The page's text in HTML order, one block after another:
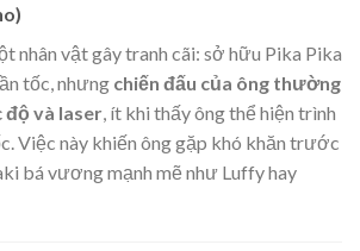
nhân vật gây tranh cãi: sở hữu Pika Pika
tốc, nhưng chiến đấu của ông thường
độ và laser, ít khi thấy ông thể hiện trình
Việc này khiến ông gặp khó khăn trước
bá vương mạnh mẽ như Luffy hay